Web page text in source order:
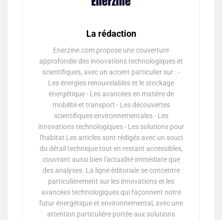
La rédaction
Enerzine.com propose une couverture
approfondie des innovations technologiques et
scientifiques, avec un accent particulier sur : -
Les énergies renouvelables et le stockage
énergétique - Les avancées en matière de
mobilité et transport - Les découvertes
scientifiques environnementales - Les
innovations technologiques - Les solutions pour
l'habitat Les articles sont rédigés avec un souci
du détail technique tout en restant accessibles,
couvrant aussi bien l'actualité immédiate que
des analyses. La ligne éditoriale se concentre
particulièrement sur les innovations et les
avancées technologiques qui façonnent notre
futur énergétique et environnemental, avec une
attention particulière portée aux solutions